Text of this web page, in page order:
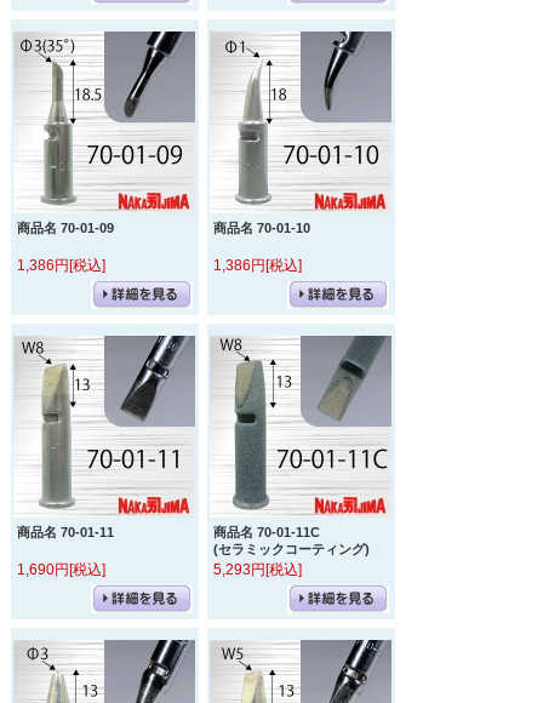
商品名 70-01-09
1,386円[税込]
商品名 70-01-10
1,386円[税込]
商品名 70-01-11
1,690円[税込]
商品名 70-01-11C
(セラミックコーティング)
5,293円[税込]